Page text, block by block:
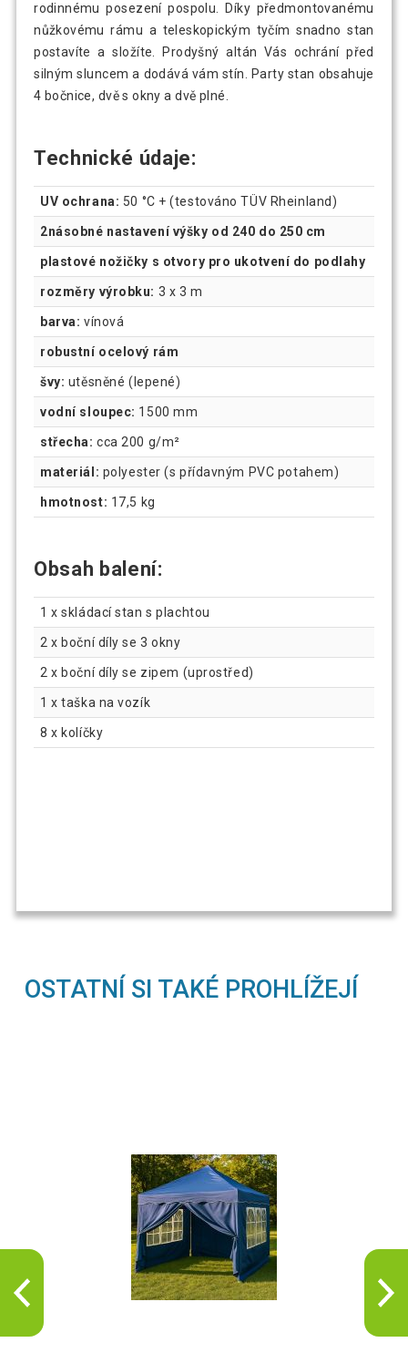
rodinnému posezení pospolu. Díky předmontovanému
nůžkovému rámu a teleskopickým tyčím snadno stan
postavíte a složíte. Prodyšný altán Vás ochrání před
silným sluncem a dodává vám stín. Party stan obsahuje
4 bočnice, dvě s okny a dvě plné.
Technické údaje:
UV ochrana: 50 °C + (testováno TÜV Rheinland)
2násobné nastavení výšky od 240 do 250 cm
plastové nožičky s otvory pro ukotvení do podlahy
rozměry výrobku: 3 x 3 m
barva: vínová
robustní ocelový rám
švy: utěsněné (lepené)
vodní sloupec: 1500 mm
střecha: cca 200 g/m²
materiál: polyester (s přídavným PVC potahem)
hmotnost: 17,5 kg
Obsah balení:
1 x skládací stan s plachtou
2 x boční díly se 3 okny
2 x boční díly se zipem (uprostřed)
1 x taška na vozík
8 x kolíčky
OSTATNÍ SI TAKÉ PROHLÍŽEJÍ